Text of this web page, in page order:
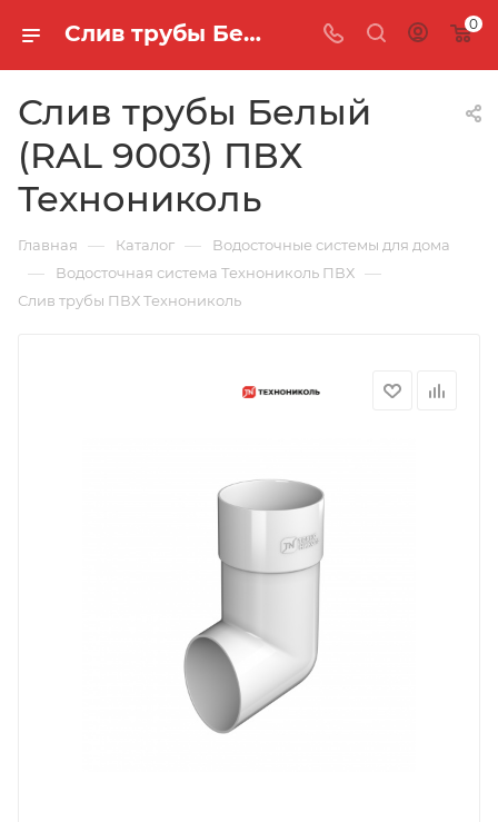
Слив трубы Белый (RAL 9003) ПВХ Технониколь 0
Слив трубы Белый
(RAL 9003) ПВХ
Технониколь
Главная — Каталог — Водосточные системы для дома
— Водосточная система Технониколь ПВХ —
Слив трубы ПВХ Технониколь